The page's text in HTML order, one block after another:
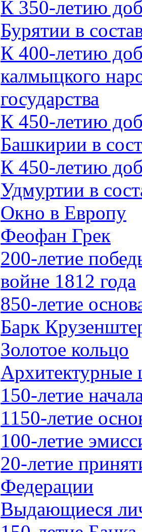
К 350-летию
Бурятии в
К 400-летию
калмыцкого
государства
К 450-летию
Башкирии в
К 450-летию
Удмуртии в
Окно в Европу
Феофан Грек
200-летие
войне 1812 года
850-летие
Барк
Золотое кольцо
Архитектурные
150-летие
1150-летие
100-летие
20-летие
Федерации
Выдающиеся